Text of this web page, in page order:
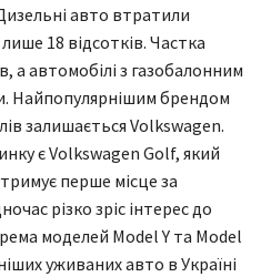
авто втратили
18 відсотків. Частка
а автомобілі з газобалонним
Найпопулярнішим брендом
залишається Volkswagen.
є Volkswagen Golf, який
перше місце за
різко зріс інтерес до
моделей Model Y та Model
уживаних авто в Україні